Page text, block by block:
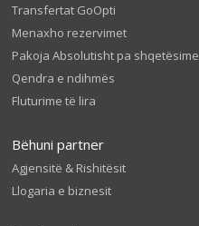
Transfertat GoOpti
Menaxho rezervimet
Pakoja Absolutisht pa shqetësime
Qendra e ndihmës
Fluturime të lira
Bëhuni partner
Agjensitë & Rishitësit
Llogaria e biznesit